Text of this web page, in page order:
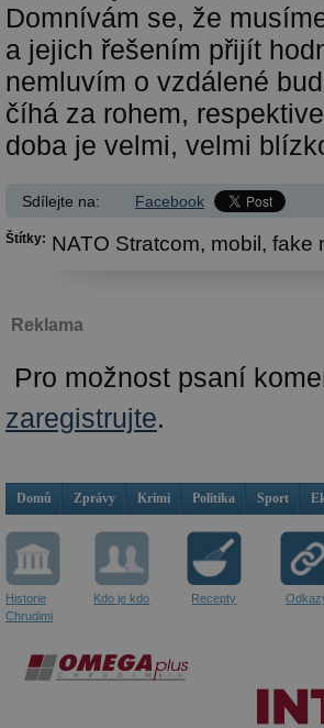
Domnívám se, že
a jejich řešením přijít
nemluvím o vzdálené
číhá za rohem,
doba je velmi, velmi
Sdílejte na: Facebook
Štítky: NATO Stratcom, mobil, fake
Reklama
Pro možnost psaní
zaregistrujte.
Domů Zprávy Krimi Politika Sport
Historie
Chrudimi
Kdo je kdo Recepty